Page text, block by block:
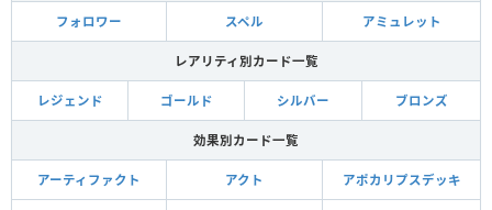
フォロワー スペル アミュレット
レアリティ別カード一覧
レジェンド ゴールド シルバー ブロンズ
効果別カード一覧
アーティファクト アクト アポカリプスデッキ